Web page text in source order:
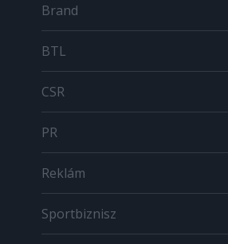
Brand
BTL
CSR
PR
Reklám
Sportbiznisz